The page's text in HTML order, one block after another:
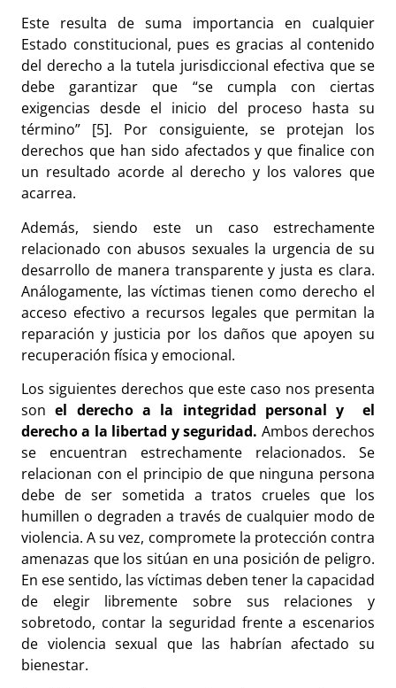
Este resulta de suma importancia en cualquier
Estado constitucional, pues es gracias al contenido
del derecho a la tutela jurisdiccional efectiva que se
debe garantizar que “se cumpla con ciertas
exigencias desde el inicio del proceso hasta su
término” [5]. Por consiguiente, se protejan los
derechos que han sido afectados y que finalice con
un resultado acorde al derecho y los valores que
acarrea.
Además, siendo este un caso estrechamente
relacionado con abusos sexuales la urgencia de su
desarrollo de manera transparente y justa es clara.
Análogamente, las víctimas tienen como derecho el
acceso efectivo a recursos legales que permitan la
reparación y justicia por los daños que apoyen su
recuperación física y emocional.
Los siguientes derechos que este caso nos presenta
sonel derecho a la integridad personal y el
derecho a la libertad y seguridad. Ambos derechos
se encuentran estrechamente relacionados. Se
relacionan con el principio de que ninguna persona
debe de ser sometida a tratos crueles que los
humillen o degraden a través de cualquier modo de
violencia. A su vez, compromete la protección contra
amenazas que los sitúan en una posición de peligro.
En ese sentido, las víctimas deben tener la capacidad
de elegir libremente sobre sus relaciones y
sobretodo, contar la seguridad frente a escenarios
de violencia sexual que las habrían afectado su
bienestar.